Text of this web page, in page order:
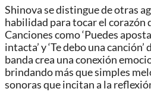
Shinova se distingue de otras
habilidad para tocar el corazón
Canciones como ‘Puedes
intacta’ y ‘Te debo una
banda crea una conexión
brindando más que simples
sonoras que incitan a la